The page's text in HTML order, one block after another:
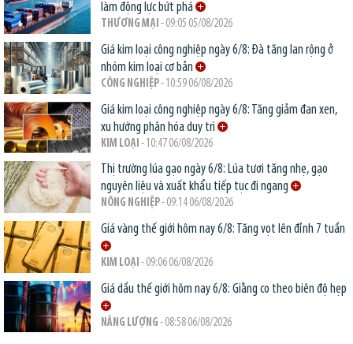
làm động lực bứt phá
THƯƠNG MẠI - 09:05 05/08/2026
Giá kim loại công nghiệp ngày 6/8: Đà tăng lan rộng ở
nhóm kim loại cơ bản
CÔNG NGHIỆP- 10:59 06/08/2026
Giá kim loại công nghiệp ngày 6/8: Tăng giảm đan xen,
xu hướng phân hóa duy trì
KIM LOẠI - 10:47 06/08/2026
Thị trường lúa gạo ngày 6/8: Lúa tươi tăng nhẹ, gạo
nguyên liệu và xuất khẩu tiếp tục đi ngang
NÔNG NGHIỆP- 09:14 06/08/2026
Giá vàng thế giới hôm nay 6/8: Tăng vọt lên đỉnh 7 tuần
KIM LOẠI - 09:06 06/08/2026
Giá dầu thế giới hôm nay 6/8: Giằng co theo biên độ hẹp
NĂNG LƯỢNG - 08:58 06/08/2026